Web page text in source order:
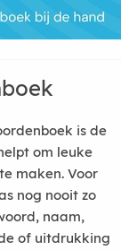
is de
om leuke
maken. Voor
nog nooit zo
naam,
of uitdrukking